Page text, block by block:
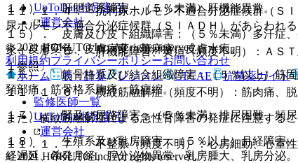
１４）． 肝胆道系障害：（５％未満）肝機能異常。
１５）． 皮膚及び皮下組織障害：（５％未満）多汗症
炎、皮膚変色、皮膚病変、蕁麻疹、皮膚水疱。
１６）． 筋骨格系及び結合組織障害：（５％以上）筋
頚部痛、筋骨格系胸痛、筋痙縮。
１７）． 腎及び尿路障害：（５％未満）排尿困難、頻尿
１８）． 生殖系及び乳房障害：（５％以上）月経障害
経遅延、希発月経、腟分泌物異常、乳房腫大、乳房分泌。
１１．１．４． 抗利尿ホルモン不適合分泌症候群（Ｓ
尿ホルモン不適合分泌症候群（ＳＩＡＤＨ）があらわれる
１１．１．５． 肝機能障害、黄疸（頻度不明）：ＡＳ
１参照〕。
１１．１．６． 横紋筋融解症（頻度不明）：筋肉痛、
また、横紋筋融解症による急性腎障害の発症に注意する
１１．１．７． 不整脈（頻度不明）：心房細動、心室
UpToDate特別割引
運営会社
© 2021 HOKUTO Inc. All rights reserved.
利用規約プライバシーポリシーお問い合わせ
ホーム
表・計算 レジメン CTCAE 抗菌薬ガイド
監修医師一覧
UpToDate特別割引
運営会社
© 2021 HOKUTO Inc. All rights reserved.